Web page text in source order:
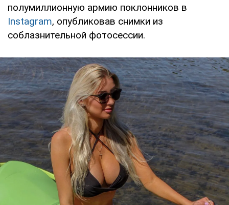
полумиллионную армию поклонников в
Instagram, опубликовав снимки из
соблазнительной фотосессии.